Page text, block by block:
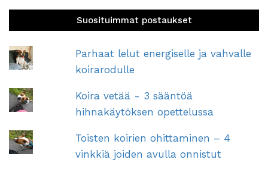
Suosituimmat postaukset
Parhaat lelut energiselle ja vahvalle
koirarodulle
Koira vetää - 3 sääntöä
hihnakäytöksen opettelussa
Toisten koirien ohittaminen – 4
vinkkiä joiden avulla onnistut